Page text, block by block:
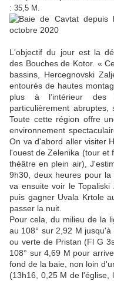
: 35,5 M.
L'objectif du jour est la
des Bouches de Kotor. «
bassins, Hercegnovski
entourés de hautes
plus à l’intérieur
particulièrement abruptes,
Toute cette région offre
environnement
On va d'abord aller visiter
l'ouest de Zelenika (tour et
théâtre en plein air),
9h30, deux heures pour
va ensuite voir le
puis gagner Uvala Krtole
passer la nuit.
Pour cela, du milieu de la
au 108° sur 2,92 M
ou verte de Pristan (Fl G
108° sur 4,69 M pour
fond de la baie, non loin
(13h16, 0,25 M de l'église,